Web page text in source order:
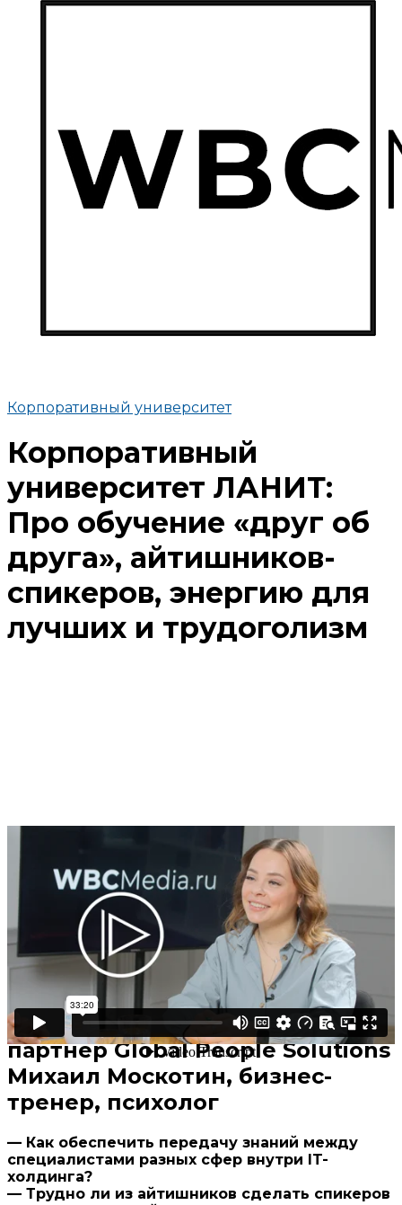
Корпоративный университет
Корпоративный
университет ЛАНИТ:
Про обучение «друг об
друга», айтишников-
спикеров, энергию для
лучших и трудоголизм
В избранное
Смотреть позже
Участники дискуссии:
Юлия Постнова, руководитель
отдела обучения ЛАНИТ
Мария Ковалева, управляющий
партнер Global People Solutions
Михаил Москотин, бизнес-
тренер, психолог
— Как обеспечить передачу знаний между
специалистами разных сфер внутри IT-
холдинга?
— Трудно ли из айтишников сделать спикеров